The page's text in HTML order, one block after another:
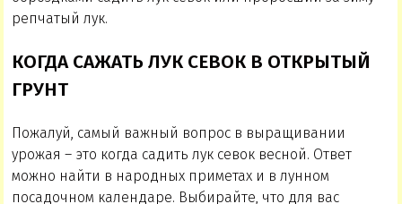
репчатый лук.
КОГДА САЖАТЬ ЛУК СЕВОК В ОТКРЫТЫЙ
ГРУНТ
Пожалуй, самый важный вопрос в выращивании
урожая – это когда садить лук севок весной. Ответ
можно найти в народных приметах и в лунном
посадочном календаре. Выбирайте, что для вас